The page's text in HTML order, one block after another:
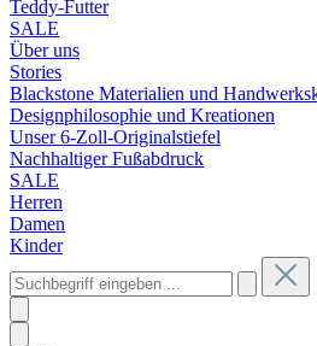
Teddy-Futter
SALE
Über uns
Stories
Blackstone Materialien und
Designphilosophie und Kreationen
Unser 6-Zoll-Originalstiefel
Nachhaltiger Fußabdruck
SALE
Herren
Damen
Kinder